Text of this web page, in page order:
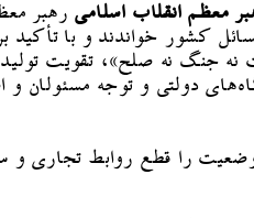
معظم انقلاب اسلامیرهبر
کشور خواندند و با تأکید
جنگ نه صلح»، تقویت
دولتی و توجه مسئولان و
این وضعیت را قطع روابط